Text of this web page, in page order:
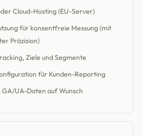
Cloud-Hosting (EU-Server)
für konsentfreie Messung (mit
Präzision)
Ziele und Segmente
für Kunden-Reporting
UA-Daten auf Wunsch